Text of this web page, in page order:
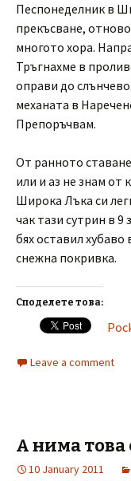
Песпонеделник в
прекъсване,
многото хора.
Тръгнахме в
оправи до
механата в
Препоръчвам.
От ранното
или и аз не знам от
Широка Лъка си
чак тази сутрин в 9
бях оставил
снежна покривка.
Споделете това:
Leave a comment
А нима това
10 January 2011